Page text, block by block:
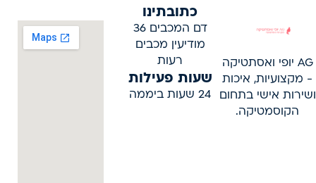
AG יופי ואסתטיקה
- מקצועיות, איכות
ושירות אישי בתחום
הקוסמטיקה.
כתובתינו
דם המכבים 36
מודיעין מכבים
רעות
שעות פעילות
24 שעות ביממה